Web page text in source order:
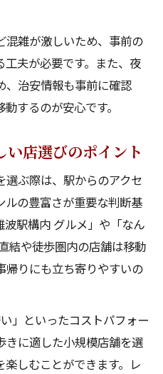
グ注目店をハシゴ体験
で食べ歩きの楽しみ方
混雑が激しいため、事前の
夫が必要です。また、夜
、治安情報も事前に確認
するのが安心です。
い店選びのポイント
選ぶ際は、駅からのアクセ
ルの豊富さが重要な判断基
駅構内 グルメ」や「なん
結や徒歩圏内の店舗は移動
帰りにも立ち寄りやすいの
」といったコストパフォー
きに適した小規模店舗を選
しむことができます。レ